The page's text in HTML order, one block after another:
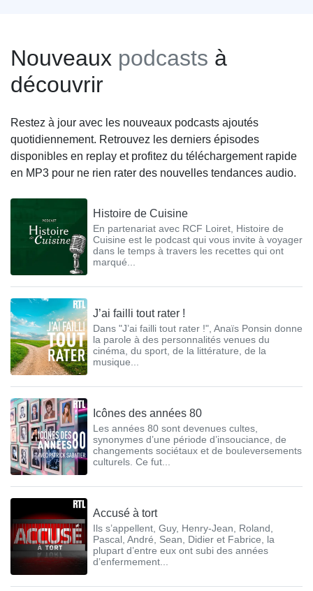
Nouveaux podcasts à
découvrir
Restez à jour avec les nouveaux podcasts ajoutés
quotidiennement. Retrouvez les derniers épisodes
disponibles en replay et profitez du téléchargement rapide
en MP3 pour ne rien rater des nouvelles tendances audio.
Histoire de Cuisine
En partenariat avec RCF Loiret, Histoire de
Cuisine est le podcast qui vous invite à voyager
dans le temps à travers les recettes qui ont
marqué...
J’ai failli tout rater !
Dans "J’ai failli tout rater !", Anaïs Ponsin donne
la parole à des personnalités venues du
cinéma, du sport, de la littérature, de la
musique...
Icônes des années 80
Les années 80 sont devenues cultes,
synonymes d’une période d’insouciance, de
changements sociétaux et de bouleversements
culturels. Ce fut...
Accusé à tort
Ils s’appellent, Guy, Henry-Jean, Roland,
Pascal, André, Sean, Didier et Fabrice, la
plupart d’entre eux ont subi des années
d’enfermement...